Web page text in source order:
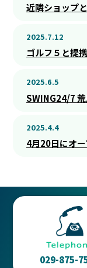
近隣ショップ
2025.7.12
ゴルフ５と提
2025.6.5
SWING24/7
2025.4.4
4月20日にオー
029-875-